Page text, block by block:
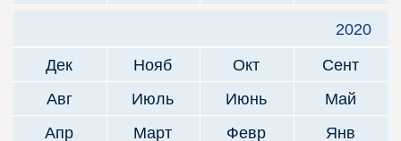
2020
Дек
Нояб Окт
Сент
Авг
Июль Июнь
Май
Апр
Март Февр Янв